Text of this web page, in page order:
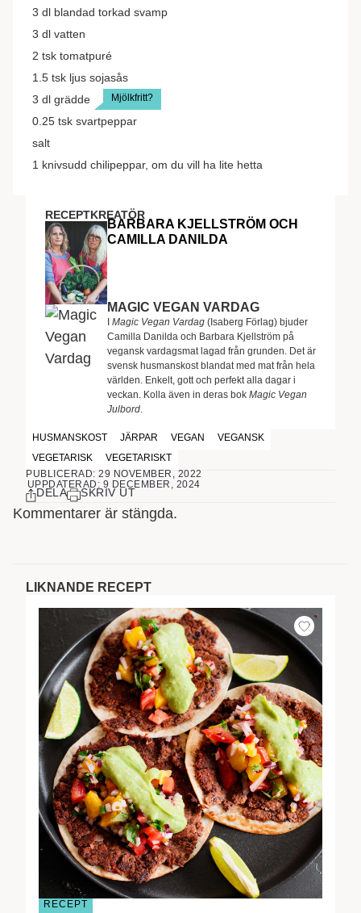
3 dl blandad torkad svamp
3 dl vatten
2 tsk tomatpuré
1.5 tsk ljus sojasås
3 dl grädde Mjölkfritt?
0.25 tsk svartpeppar
salt
1 knivsudd chilipeppar, om du vill ha lite hetta
RECEPTKREATÖR
BARBARA KJELLSTRÖM OCH
CAMILLA DANILDA
MAGIC VEGAN VARDAG
I Magic Vegan Vardag (Isaberg Förlag) bjuder
Camilla Danilda och Barbara Kjellström på
vegansk vardagsmat lagad från grunden. Det är
svensk husmanskost blandat med mat från hela
världen. Enkelt, gott och perfekt alla dagar i
veckan. Kolla även in deras bok Magic Vegan
Julbord
HUSMANSKOST JÄRPAR VEGAN
VEGANSK
VEGETARISK
VEGETARISKT
PUBLICERAD: 29 NOVEMBER, 2022
UPPDATERAD: 9 DECEMBER, 2024
DELA SKRIV UT
Kommentarer är stängda.
LIKNANDE RECEPT
RECEPT